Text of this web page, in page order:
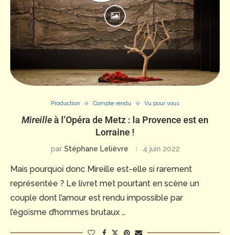
Production Compte rendu Vu pour vous
Mireilleà l’Opéra de Metz : la Provence est en
Lorraine !
par Stéphane Lelièvre 4 juin 2022
Mais pourquoi donc Mireille est-elle si rarement
représentée ? Le livret met pourtant en scène un
couple dont l’amour est rendu impossible par
l’égoïsme d’hommes brutaux …